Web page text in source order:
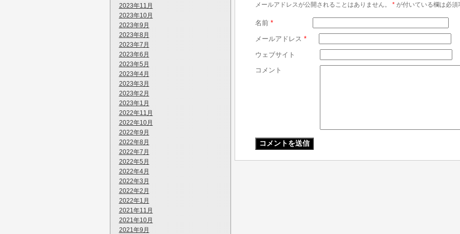
2023年11月
2023年10月
2023年9月
2023年8月
2023年7月
2023年6月
2023年5月
2023年4月
2023年3月
2023年2月
2023年1月
2022年11月
2022年10月
2022年9月
2022年8月
2022年7月
2022年5月
2022年4月
2022年3月
2022年2月
2022年1月
2021年11月
2021年10月
2021年9月
メールアドレスが公開されることはありません。 * が付いている欄は必須
名前 *
メールアドレス *
ウェブサイト
コメント